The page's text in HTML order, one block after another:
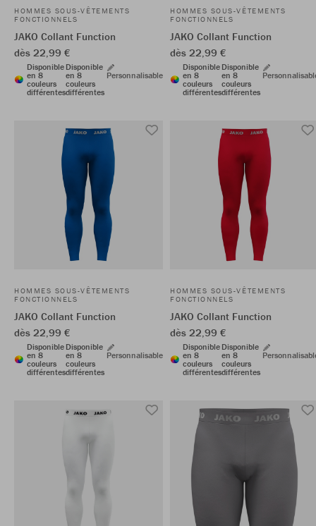
HOMMES SOUS-VÊTEMENTS
FONCTIONNELS
JAKO Collant Function
dès 22,99 €
Disponible
en 8
couleurs
différentes
Disponible
en 8
couleurs
différentes
Personnalisable
HOMMES SOUS-VÊTEMENTS
FONCTIONNELS
JAKO Collant Function
dès 22,99 €
Disponible
en 8
couleurs
différentes
Disponible
en 8
couleurs
différentes
HOMMES SOUS-VÊTEMENTS
FONCTIONNELS
JAKO Collant Function
dès 22,99 €
Disponible
en 8
couleurs
différentes
Disponible
en 8
couleurs
différentes
Personnalisable
HOMMES SOUS-VÊTEMENTS
FONCTIONNELS
JAKO Collant Function
dès 22,99 €
Disponible
en 8
couleurs
différentes
Disponible
en 8
couleurs
différentes